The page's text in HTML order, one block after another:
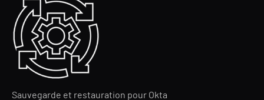
Sauvegarde et restauration pour Okta